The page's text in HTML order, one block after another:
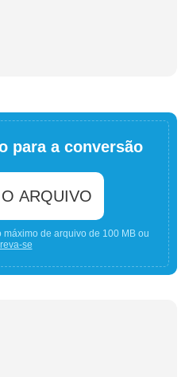
para a conversão
ARQUIVO
de arquivo de 100 MB ou
se